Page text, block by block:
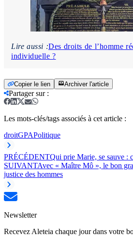
Lire aussi :Des droits de l’homme
individuelle ?
Copier le lien Archiver l'article
Partager sur:
Les mots-clés/tags associés à cet article :
droitGPAPolitique
PRÉCÉDENTQui prie Marie, se sauve :
SUIVANTAvec « Maître Mô », le bon
justice des hommes
Newsletter
Recevez Aleteia chaque jour dans votre